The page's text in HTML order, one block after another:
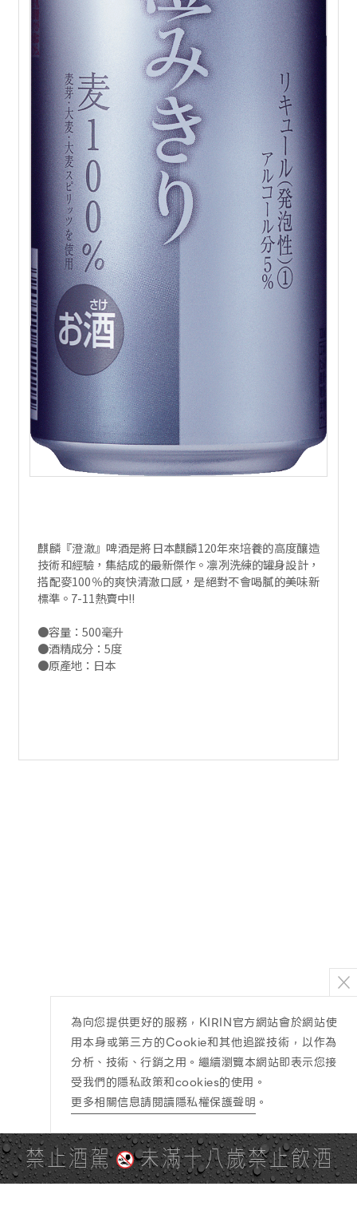
麒麟『澄澈』啤酒是將日本麒麟120年來培養的高度釀造
技術和經驗，集結成的最新傑作。凛冽洗練的罐身設計，
搭配麥100％的爽快清澈口感，是絕對不會喝膩的美味新
標準。7-11熱賣中!!
●容量：500毫升
●酒精成分：5度
●原產地：日本
禁止酒駕 未滿十八歲禁止飲酒
為向您提供更好的服務，KIRIN官方網站會於網站使
用本身或第三方的Cookie和其他追蹤技術，以作為
分析、技術、行銷之用。繼續瀏覽本網站即表示您接
受我們的隱私政策和cookies的使用。
更多相關信息請閱讀隱私權保護聲明 。
PAGE TOP